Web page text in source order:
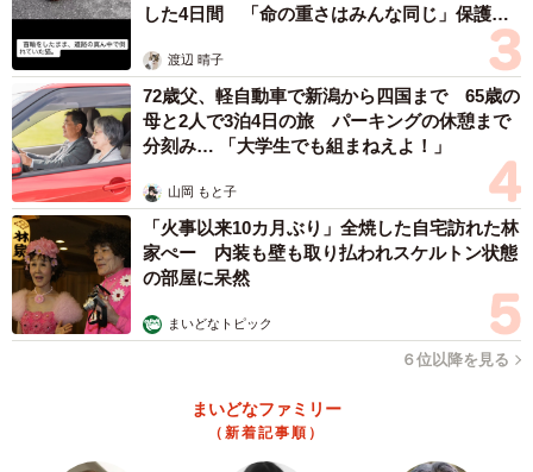
▽カジュアルで良いと思います。（30代）
【第5位 佐藤健（12票）】
▽何を着ても似合いそう。（30代）
▽街にも溶け込めてもかっこいいファッションをしてくれ
そう。（40代）
▽クールでカッコ良さそう。（30代）
▽スーツが似合いそうだから。（60代）
▽すきなタイプのスタイルでなんでも似合いそうだから。
（30代）
【同率6位 竹野内豊（10票）】
▽イケおじだと思いました。（20代）
した4日間 「命の重さはみんな同じ」保護団
渡辺 晴子
72歳父、軽自動車で新潟から四国まで 65歳の
母と2人で3泊4日の旅 パーキングの休憩まで
分刻み… 「大学生でも組まねえよ！」
山岡 もと子
「火事以来10カ月ぶり」全焼した自宅訪れた林
家ぺー 内装も壁も取り払われスケルトン状態
の部屋に呆然
まいどなトピック
６位以降を見る
まいどなファミリー
（新着記事順）